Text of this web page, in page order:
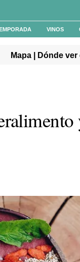
VINOS
Mapa | Dónde